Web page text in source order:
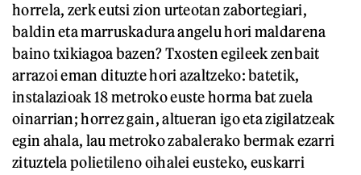
horrela, zerk eutsi zion urteotan zabortegiari,
baldin eta marruskadura angelu hori maldarena
baino txikiagoa bazen? Txosten egileek zenbait
arrazoi eman dituzte hori azaltzeko: batetik,
instalazioak 18 metroko euste horma bat zuela
oinarrian; horrez gain, altueran igo eta zigilatzeak
egin ahala, lau metroko zabalerako bermak ezarri
zituztela polietileno oihalei eusteko, euskarri